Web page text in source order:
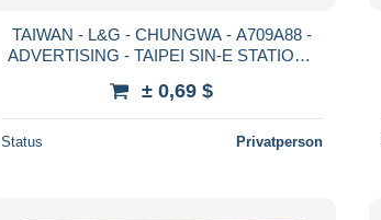
TAIWAN - L&G - CHUNGWA - A709A88 -
ADVERTISING - TAIPEI SIN-E STATION -
± 0,69 $
Status Privatperson